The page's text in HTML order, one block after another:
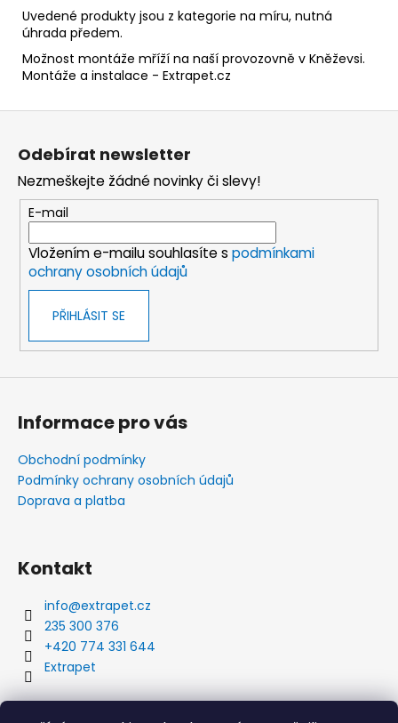
Uvedené produkty jsou z kategorie na míru, nutná
úhrada předem.
Možnost montáže mříží na naší provozovně v Kněževsi.
Montáže a instalace - Extrapet.cz
Z
Odebírat newsletter
Nezmeškejte žádné novinky či slevy!
E-mail
Vložením e-mailu souhlasíte s podmínkami
ochrany osobních údajů
PŘIHLÁSIT SE
Informace pro vás
Obchodní podmínky
Podmínky ochrany osobních údajů
Doprava a platba
Kontakt
info@extrapet.cz
235 300 376
+420 774 331 644
Extrapet